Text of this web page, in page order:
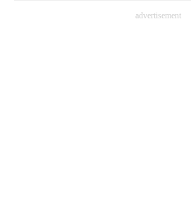
advertisement